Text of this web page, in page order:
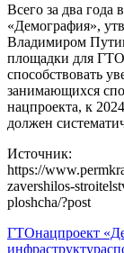
Всего за два года
«Демография»,
Владимиром
площадки для
способствовать
занимающихся
нацпроекта, к
должен
Источник:
https://
zavershilos-
ploshcha/?post
ГТОнацпроект
инфраструктура